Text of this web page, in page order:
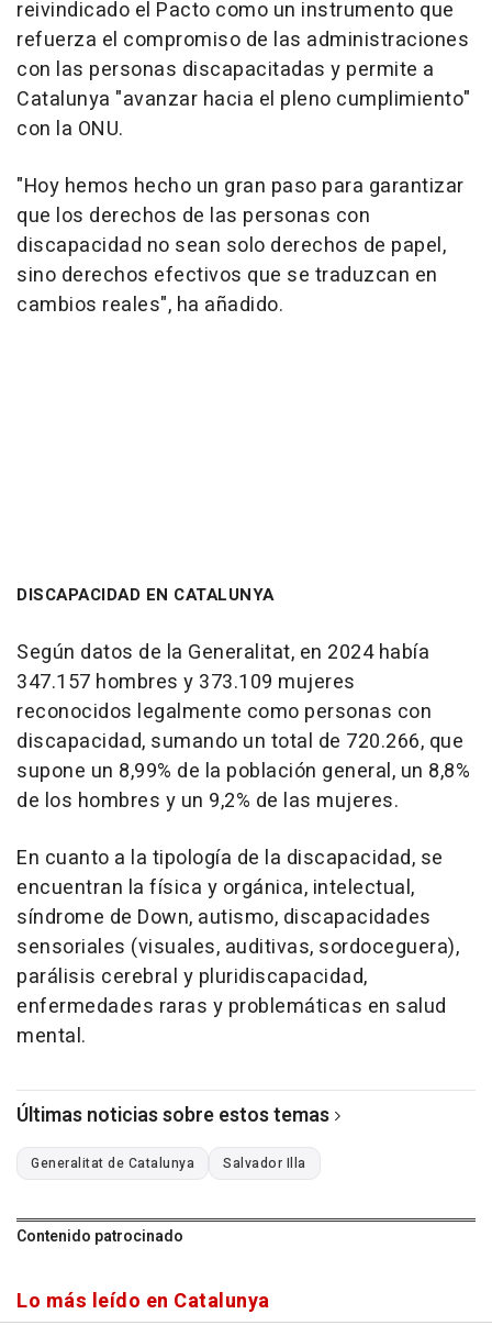
reivindicado el Pacto como un instrumento que
refuerza el compromiso de las administraciones
con las personas discapacitadas y permite a
Catalunya "avanzar hacia el pleno cumplimiento"
con la ONU.
"Hoy hemos hecho un gran paso para garantizar
que los derechos de las personas con
discapacidad no sean solo derechos de papel,
sino derechos efectivos que se traduzcan en
cambios reales", ha añadido.
DISCAPACIDAD EN CATALUNYA
Según datos de la Generalitat, en 2024 había
347.157 hombres y 373.109 mujeres
reconocidos legalmente como personas con
discapacidad, sumando un total de 720.266, que
supone un 8,99% de la población general, un 8,8%
de los hombres y un 9,2% de las mujeres.
En cuanto a la tipología de la discapacidad, se
encuentran la física y orgánica, intelectual,
síndrome de Down, autismo, discapacidades
sensoriales (visuales, auditivas, sordoceguera),
parálisis cerebral y pluridiscapacidad,
enfermedades raras y problemáticas en salud
mental.
Últimas noticias sobre estos temas
Generalitat de Catalunya Salvador Illa
Contenido patrocinado
Lo más leído en Catalunya